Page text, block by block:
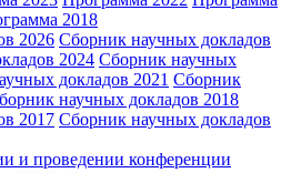
2018
2026 Сборник научных докладов
2024 Сборник научных
докладов 2021 Сборник
научных докладов 2018
2017 Сборник научных докладов
и проведении конференции